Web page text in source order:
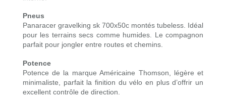
Pneus
Panaracer gravelking sk 700x50c montés tubeless. Idéal
pour les terrains secs comme humides. Le compagnon
parfait pour jongler entre routes et chemins.
Potence
Potence de la marque Américaine Thomson, légère et
minimaliste, parfait la finition du vélo en plus d’offrir un
excellent contrôle de direction.